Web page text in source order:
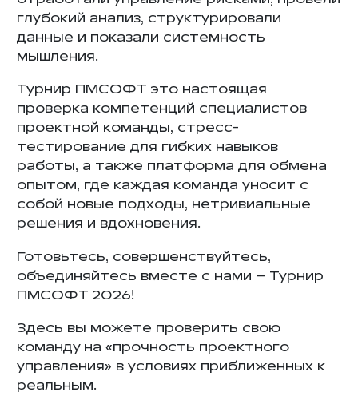
глубокий анализ, структурировали
данные и показали системность
мышления.
Турнир ПМСОФТ это настоящая
проверка компетенций специалистов
проектной команды, стресс-
тестирование для гибких навыков
работы, а также платформа для обмена
опытом, где каждая команда уносит с
собой новые подходы, нетривиальные
решения и вдохновения.
Готовьтесь, совершенствуйтесь,
объединяйтесь вместе с нами – Турнир
ПМСОФТ 2026!
Здесь вы можете проверить свою
команду на «прочность проектного
управления» в условиях приближенных к
реальным.